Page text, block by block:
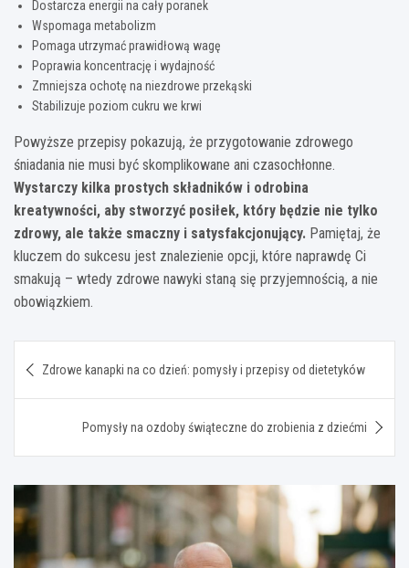
Dostarcza energii na cały poranek
Wspomaga metabolizm
Pomaga utrzymać prawidłową wagę
Poprawia koncentrację i wydajność
Zmniejsza ochotę na niezdrowe przekąski
Stabilizuje poziom cukru we krwi
Powyższe przepisy pokazują, że przygotowanie zdrowego
śniadania nie musi być skomplikowane ani czasochłonne.
Wystarczy kilka prostych składników i odrobina
kreatywności, aby stworzyć posiłek, który będzie nie tylko
zdrowy, ale także smaczny i satysfakcjonujący. Pamiętaj, że
kluczem do sukcesu jest znalezienie opcji, które naprawdę Ci
smakują – wtedy zdrowe nawyki staną się przyjemnością, a nie
obowiązkiem.
wpisu
Zdrowe kanapki na co dzień: pomysły i przepisy od dietetyków
Pomysły na ozdoby świąteczne do zrobienia z dziećmi